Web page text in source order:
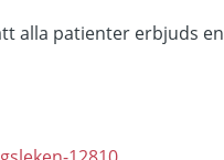
alla patienter erbjuds en